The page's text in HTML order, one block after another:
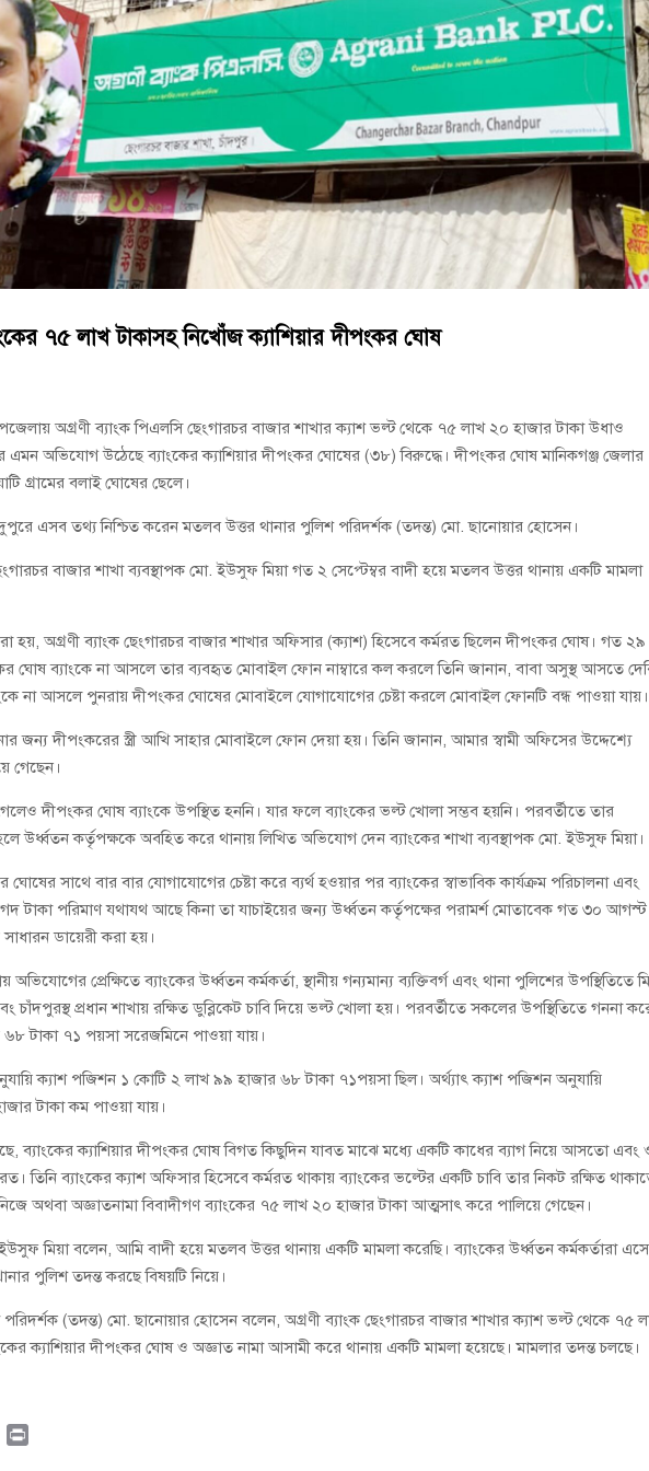
সিনিয়র সহ-সভাপতি মাহবুব আনোয়ার বাবলুর মৃত্যুতে স্মরণ সভা ও দোয়া মাহফিল
কোটি টাকার বাজেট ঘোষণা
পিস ইয়াবা ও ৫০ গ্রাম গাঁজাসহ ৩ মাদক কারবারি গ্রেপ্তার
৭৫ লাখ টাকাসহ নিখোঁজ ক্যাশিয়ার দীপংকর ঘোষ
অগ্রণী ব্যাংক পিএলসি ছেংগারচর বাজার শাখার ক্যাশ ভল্ট থেকে ৭৫ লাখ ২০ হাজার টাকা উধাও
অভিযোগ উঠেছে ব্যাংকের ক্যাশিয়ার দীপংকর ঘোষের (৩৮) বিরুদ্ধে। দীপংকর ঘোষ মানিকগঞ্জ জেলার
গ্রামের বলাই ঘোষের ছেলে।
দুপুরে এসব তথ্য নিশ্চিত করেন মতলব উত্তর থানার পুলিশ পরিদর্শক (তদন্ত) মো. ছানোয়ার হোসেন।
বাজার শাখা ব্যবস্থাপক মো. ইউসুফ মিয়া গত ২ সেপ্টেম্বর বাদী হয়ে মতলব উত্তর থানায় একটি মামলা
হয়, অগ্রণী ব্যাংক ছেংগারচর বাজার শাখার অফিসার (ক্যাশ) হিসেবে কর্মরত ছিলেন দীপংকর ঘোষ। গত ২৯
ঘোষ ব্যাংকে না আসলে তার ব্যবহৃত মোবাইল ফোন নাম্বারে কল করলে তিনি জানান, বাবা অসুস্থ আসতে
না আসলে পুনরায় দীপংকর ঘোষের মোবাইলে যোগাযোগের চেষ্টা করলে মোবাইল ফোনটি বন্ধ পাওয়া যায়।
জন্য দীপংকরের স্ত্রী আখি সাহার মোবাইলে ফোন দেয়া হয়। তিনি জানান, আমার স্বামী অফিসের উদ্দেশ্যে
গেছেন।
দীপংকর ঘোষ ব্যাংকে উপস্থিত হননি। যার ফলে ব্যাংকের ভল্ট খোলা সম্ভব হয়নি। পরবর্তীতে তার
উর্ধ্বতন কর্তৃপক্ষকে অবহিত করে থানায় লিখিত অভিযোগ দেন ব্যাংকের শাখা ব্যবস্থাপক মো. ইউসুফ মিয়া।
ঘোষের সাথে বার বার যোগাযোগের চেষ্টা করে ব্যর্থ হওয়ার পর ব্যাংকের স্বাভাবিক কার্যক্রম পরিচালনা এবং
টাকা পরিমাণ যথাযথ আছে কিনা তা যাচাইয়ের জন্য উর্ধ্বতন কর্তৃপক্ষের পরামর্শ মোতাবেক গত ৩০ আগস্ট
ডায়েরী করা হয়।
অভিযোগের প্রেক্ষিতে ব্যাংকের উর্ধ্বতন কর্মকর্তা, স্থানীয় গন্যমান্য ব্যক্তিবর্গ এবং থানা পুলিশের উপস্থিতিতে
চাঁদপুরস্থ প্রধান শাখায় রক্ষিত ডুব্লিকেট চাবি দিয়ে ভল্ট খোলা হয়। পরবর্তীতে সকলের উপস্থিতিতে গননা
টাকা ৭১ পয়সা সরেজমিনে পাওয়া যায়।
ক্যাশ পজিশন ১ কোটি ২ লাখ ৯৯ হাজার ৬৮ টাকা ৭১পয়সা ছিল। অর্থ্যাৎ ক্যাশ পজিশন অনুযায়ি
টাকা কম পাওয়া যায়।
ব্যাংকের ক্যাশিয়ার দীপংকর ঘোষ বিগত কিছুদিন যাবত মাঝে মধ্যে একটি কাধের ব্যাগ নিয়ে আসতো এবং
তিনি ব্যাংকের ক্যাশ অফিসার হিসেবে কর্মরত থাকায় ব্যাংকের ভল্টের একটি চাবি তার নিকট রক্ষিত
অথবা অজ্ঞাতনামা বিবাদীগণ ব্যাংকের ৭৫ লাখ ২০ হাজার টাকা আত্মসাৎ করে পালিয়ে গেছেন।
ইউসুফ মিয়া বলেন, আমি বাদী হয়ে মতলব উত্তর থানায় একটি মামলা করেছি। ব্যাংকের উর্ধ্বতন কর্মকর্তারা এসে
পুলিশ তদন্ত করছে বিষয়টি নিয়ে।
(তদন্ত) মো. ছানোয়ার হোসেন বলেন, অগ্রণী ব্যাংক ছেংগারচর বাজার শাখার ক্যাশ ভল্ট থেকে ৭৫
ক্যাশিয়ার দীপংকর ঘোষ ও অজ্ঞাত নামা আসামী করে থানায় একটি মামলা হয়েছে। মামলার তদন্ত চলছে।
C